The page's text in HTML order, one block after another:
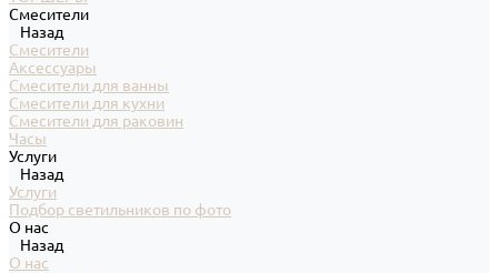
Смесители
Назад
Смесители
Аксессуары
Смесители для ванны
Смесители для кухни
Смесители для раковин
Часы
Услуги
Назад
Услуги
Подбор светильников по фото
О нас
Назад
О нас